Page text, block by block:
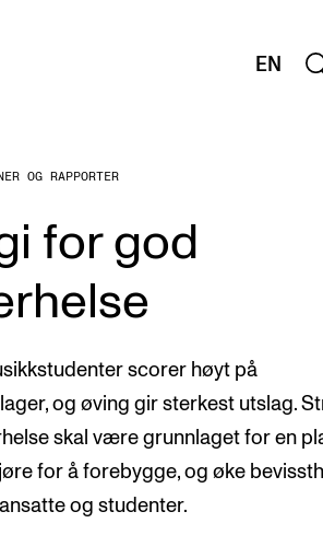
EN
OG RAPPORTER
for god
scorer høyt på
og øving gir sterkest utslag.
skal være grunnlaget for en
for å forebygge, og øke
og studenter.